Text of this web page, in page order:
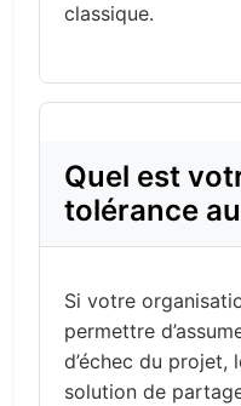
classique.
Quel est
tolérance
Si votre
permettre
d’échec du
solution de